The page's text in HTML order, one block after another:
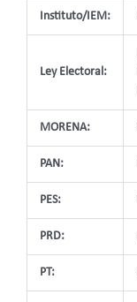
Instituto/IEM:
Ley Electoral:
MORENA:
PAN:
PES:
PRD:
PT: